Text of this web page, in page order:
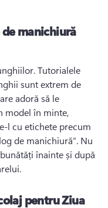
manichiură
Tutorialele
sunt extrem de
adoră să le
model în minte,
l cu etichete precum
de manichiură”. Nu
înainte și după
pentru Ziua